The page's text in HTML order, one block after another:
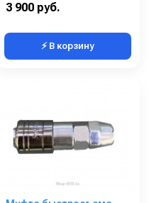
3 900 руб.
⚡ В корзину